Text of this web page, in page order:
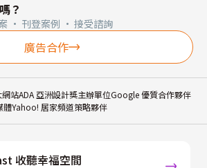
？
· 刊登案例 · 接受諮詢
廣告合作
網站ADA 亞洲設計獎主辦單位Google 優質合作夥伴
體Yahoo! 居家頻道策略夥伴
收聽幸福空間